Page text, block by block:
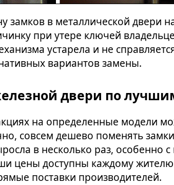
замков в металлической двери
при утере ключей
устарела и не
вариантов замены.
двери по
на определенные модели
совсем дешево поменять
в несколько раз, особенно
цены доступны каждому
поставки производителей.